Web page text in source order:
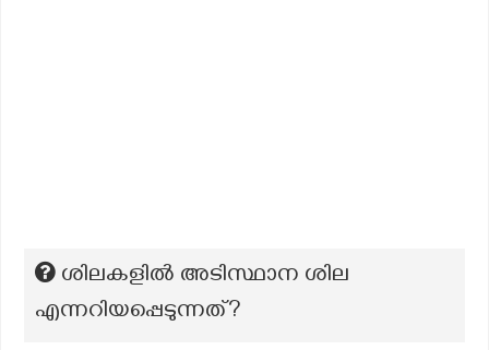
ശിലകളിൽ അടിസ്ഥാന ശില
എന്നറിയപ്പെടുന്നത്?